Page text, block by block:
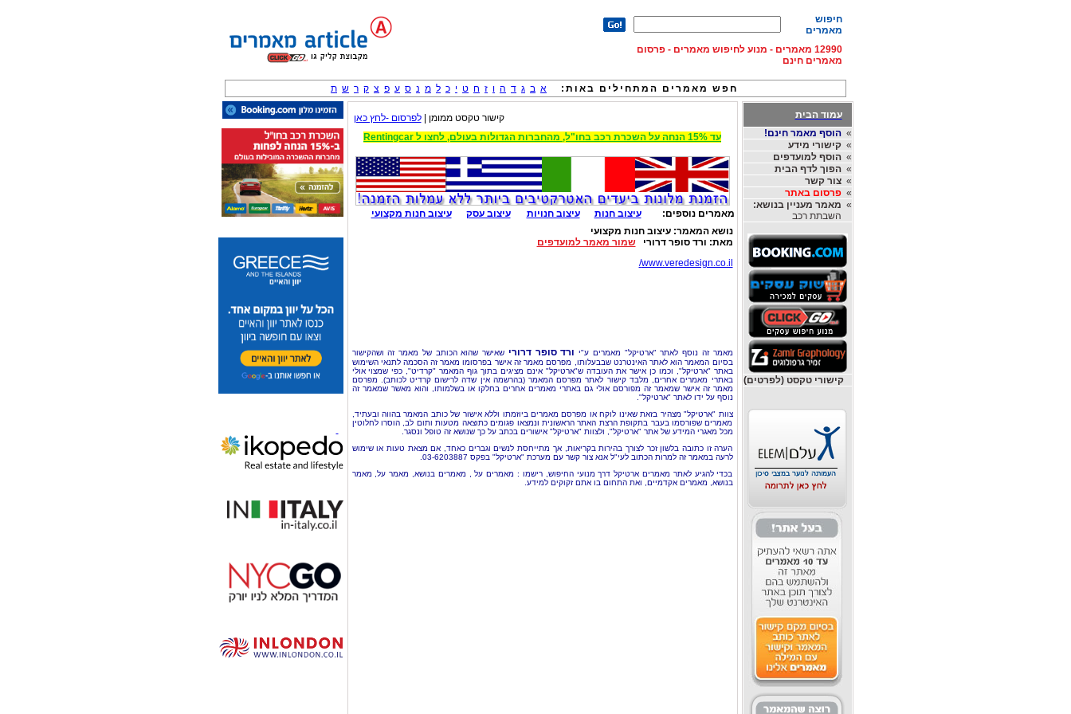
חיפוש
מאמרים
12990 מאמרים - מנוע לחיפוש מאמרים - פרסום
מאמרים חינם
חפש מאמרים המתחילים באות: א ב ג ד ה ו ז ח ט י כ ל מ נ ס ע פ צ ק ר ש ת
עמוד הבית
»הוסף מאמר חינם!
»קישורי מידע
»הוסף למועדפים
»הפוך לדף הבית
»צור קשר
»פרסום באתר
» מאמר מעניין בנושא:
השבתת רכב
קישורי טקסט (לפרטים)
קישור טקסט ממומן |לפרסום -לחץ כאן
עד 15% הנחה על השכרת רכב בחו"ל, מהחברות הגדולות בעולם, לחצו ל Rentingcar
מאמרים נוספים: עיצוב חנות עיצוב חנויות עיצוב עסק
עיצוב חנות מקצועי
נושא המאמר:עיצוב חנות מקצועי
מאת: ורד סופר דרורישמור מאמר למועדפים
www.veredesign.co.il/
מאמר זה נוסף לאתר "ארטיקל" מאמרים ע"י ורד סופר דרורי שאישר שהוא הכותב של מאמר זה ושהקישור
בסיום המאמר הוא לאתר האינטרנט שבבעלותו, מפרסם מאמר זה אישר בפרסומו מאמר זה הסכמה לתנאי השימוש
באתר "ארטיקל", וכמו כן אישר את העובדה ש"ארטיקל" אינם מציגים בתוך גוף המאמר "קרדיט", כפי שמצוי אולי
באתרי מאמרים אחרים, מלבד קישור לאתר מפרסם המאמר (בהרשמה אין שדה לרישום קרדיט לכותב). מפרסם
מאמר זה אישר שמאמר זה מפורסם אולי גם באתרי מאמרים אחרים בחלקו או בשלמותו, והוא מאשר שמאמר זה
נוסף על ידו לאתר "ארטיקל".
צוות "ארטיקל" מצהיר בזאת שאינו לוקח או מפרסם מאמרים ביוזמתו וללא אישור של כותב המאמר בהווה ובעתיד,
מאמרים שפורסמו בעבר בתקופת הרצת האתר הראשונית ונמצאו פגומים כתוצאה מטעות ותום לב, הוסרו לחלוטין
מכל מאגרי המידע של אתר "ארטיקל", ולצוות "ארטיקל" אישורים בכתב על כך שנושא זה טופל ונסגר.
הערה זו כתובה בלשון זכר לצורך בהירות בקריאות, אך מתייחסת לנשים וגברים כאחד, אם מצאת טעות או שימוש
לרעה במאמר זה למרות הכתוב לעי"ל אנא צור קשר עם מערכת "ארטיקל" בפקס 03-6203887.
בכדי להגיע לאתר מאמרים ארטיקל דרך מנועי החיפוש, רישמו : מאמרים על , מאמרים בנושא, מאמר על, מאמר
בנושא, מאמרים אקדמיים, ואת התחום בו אתם זקוקים למידע.